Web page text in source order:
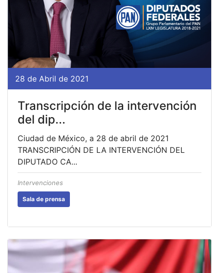
28 de Abril de 2021
Transcripción de la intervención
del dip...
Ciudad de México, a 28 de abril de 2021
TRANSCRIPCIÓN DE LA INTERVENCIÓN DEL
DIPUTADO CA...
Intervenciones
Sala de prensa